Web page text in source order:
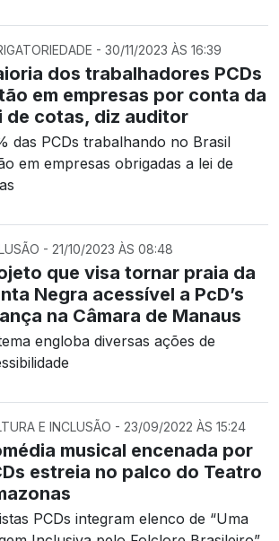
- 30/11/2023 ÀS 16:39
dos trabalhadores PCDs
em empresas por conta da
de cotas, diz auditor
das PCDs trabalhando no Brasil
em empresas obrigadas a lei de
- 21/10/2023 ÀS 08:48
que visa tornar praia da
Negra acessível a PcD’s
na Câmara de Manaus
engloba diversas ações de
E INCLUSÃO - 23/09/2022 ÀS 15:24
musical encenada por
estreia no palco do Teatro
PCDs integram elenco de “Uma